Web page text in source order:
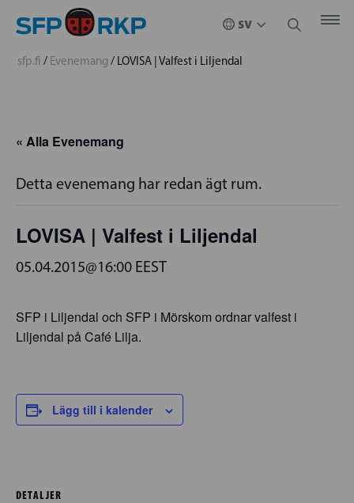
sfp.fi / Evenemang / LOVISA | Valfest i Liljendal
« Alla Evenemang
Detta evenemang har redan ägt rum.
LOVISA | Valfest i Liljendal
05.04.2015@16:00 EEST
SFP i Liljendal och SFP i Mörskom ordnar valfest i
Liljendal på Café Lilja.
Lägg till i kalender
DETALJER